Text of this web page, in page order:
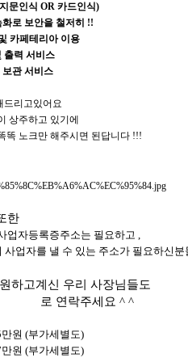
문인식 OR 카드인식)
로 보안을 철저히 !!
카페테리아 이용
출력 서비스
보관 서비스
드리고있어요
상주하고 있기에
똑 노크만 해주시면 된답니다 !!!
한
업자등록증주소는 필요하고 ,
업자를 낼 수 있는 주소가 필요하신분
하고계신 우리 사장님들도
로 연락주세요 ^ ^
원 (부가세별도)
원 (부가세별도)